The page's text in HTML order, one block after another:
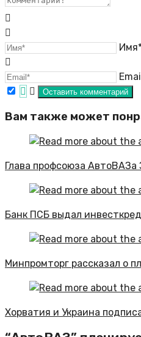
Вам также может
Глава профсоюза АвтоВАЗа
Банк ПСБ выдал
Минпромторг рассказал о
Хорватия и Украина